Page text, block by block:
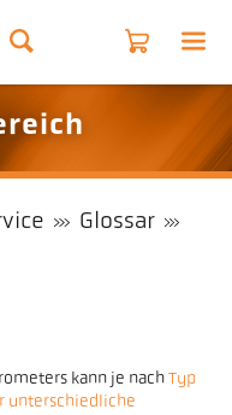
Glossar
kann je nach Typ
unterschiedliche